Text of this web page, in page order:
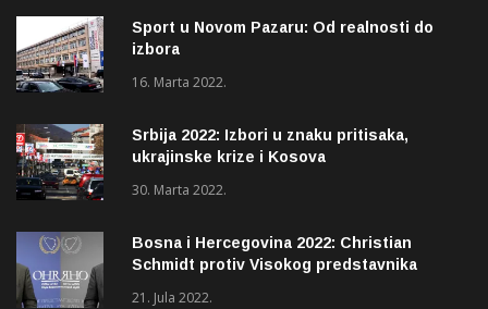
Sport u Novom Pazaru: Od realnosti do
izbora
16. Marta 2022.
Srbija 2022: Izbori u znaku pritisaka,
ukrajinske krize i Kosova
30. Marta 2022.
Bosna i Hercegovina 2022: Christian
Schmidt protiv Visokog predstavnika
21. Jula 2022.